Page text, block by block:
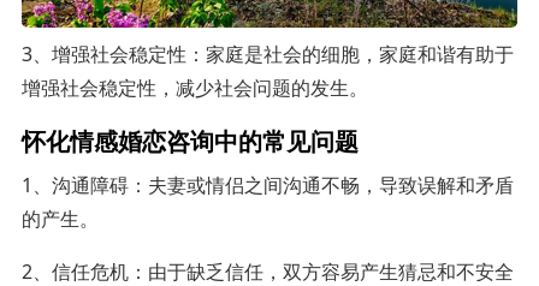
3、增强社会稳定性：家庭是社会的细胞，家庭和谐有助于
增强社会稳定性，减少社会问题的发生。
怀化情感婚恋咨询中的常见问题
1、沟通障碍：夫妻或情侣之间沟通不畅，导致误解和矛盾
的产生。
2、信任危机：由于缺乏信任，双方容易产生猜忌和不安全